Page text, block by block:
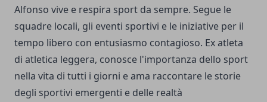
Alfonso vive e respira sport da sempre. Segue le
squadre locali, gli eventi sportivi e le iniziative per il
tempo libero con entusiasmo contagioso. Ex atleta
di atletica leggera, conosce l'importanza dello sport
nella vita di tutti i giorni e ama raccontare le storie
degli sportivi emergenti e delle realtà